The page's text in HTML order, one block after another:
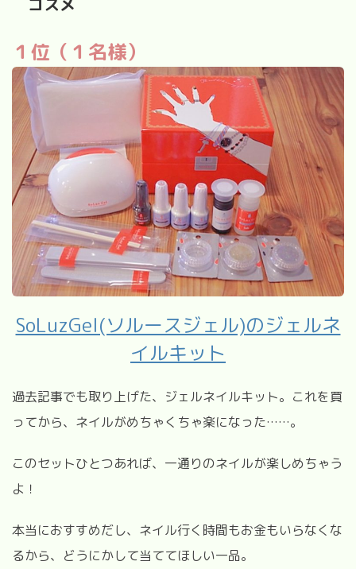
１位（１名様）
SoLuzGel(ソルースジェル)のジェルネ
イルキット
過去記事でも取り上げた、ジェルネイルキット。これを買
ってから、ネイルがめちゃくちゃ楽になった……。
このセットひとつあれば、一通りのネイルが楽しめちゃう
よ！
本当におすすめだし、ネイル行く時間もお金もいらなくな
るから、どうにかして当ててほしい一品。